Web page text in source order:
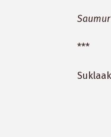
***